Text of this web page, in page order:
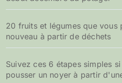
20 fruits et légumes que vous
nouveau à partir de déchets
Suivez ces 6 étapes simples
pousser un noyer à partir